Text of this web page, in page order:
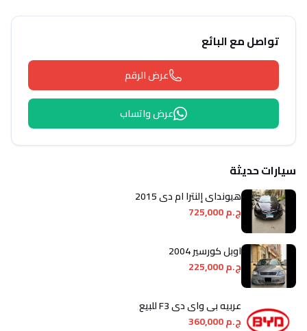
تواصل مع البائع
عرض الرقم
عرض واتساب
سيارات حديثة
هيونداي إلنترا ام دى 2015
ج.م 725,000
اوبل كورسير 2004
ج.م 225,000
عربيه بى واى دى F3 للبيع
ج.م 360,000